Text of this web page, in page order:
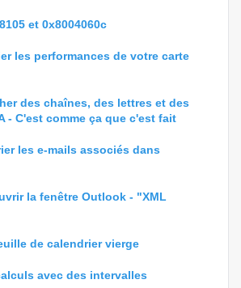
et 0x8004060c
les performances de votre carte
des chaînes, des lettres et des
- C'est comme ça que c'est fait
les e-mails associés dans
la fenêtre Outlook - "XML
de calendrier vierge
avec des intervalles